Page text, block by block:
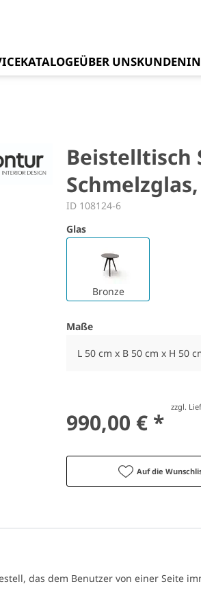
KATALOGEÜBER UNS
Beistelltisch
ID 108124-6
Glas
Bronze
Maße
L 50 cm x B 50 cm x H 50
990,00 € *
zzgl.
Auf die
das dem Benutzer von einer Seite